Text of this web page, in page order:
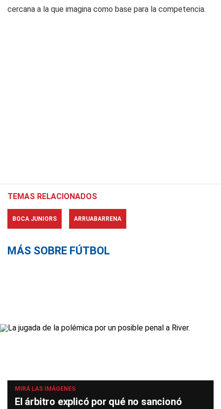
cercana a la que imagina como base para la competencia.
TEMAS RELACIONADOS
BOCA JUNIORS ARRUABARRENA
MÁS SOBRE FÚTBOL
MIRÁ LAS IMÁGENES
El árbitro explicó por qué no sancionó